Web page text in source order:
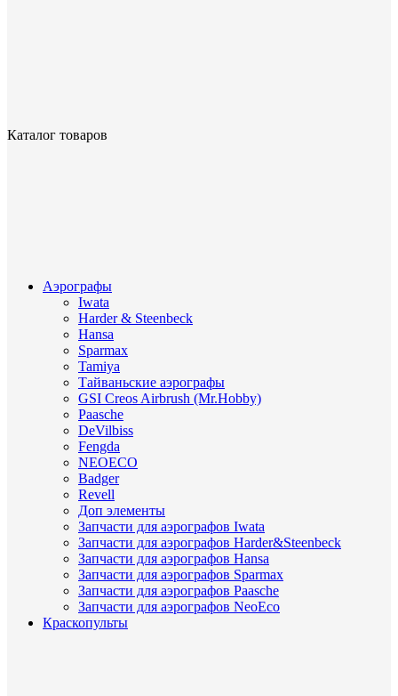
Каталог товаров
Аэрографы
Iwata
Harder & Steenbeck
Hansa
Sparmax
Tamiya
Тайваньские аэрографы
GSI Creos Airbrush (Mr.Hobby)
Paasche
DeVilbiss
Fengda
NEOECO
Badger
Revell
Доп элементы
Запчасти для аэрографов Iwata
Запчасти для аэрографов Harder&Steenbeck
Запчасти для аэрографов Hansa
Запчасти для аэрографов Sparmax
Запчасти для аэрографов Paasche
Запчасти для аэрографов NeoEco
Краскопульты